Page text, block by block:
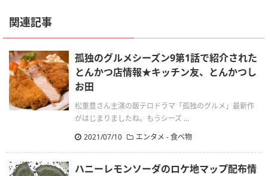
関連記事
孤独のグルメシーズン9第1話で紹介された
とんかつ店情報★キッチン友、とんかつし
お田
松重豊さん主演の飯テロドラマ「孤独のグルメ」最新作
がはじまりましたね。もうシーズ ...
2021/07/10
エンタメ -食べ物
ハニーレモンソーダのロケ地マップ配布情